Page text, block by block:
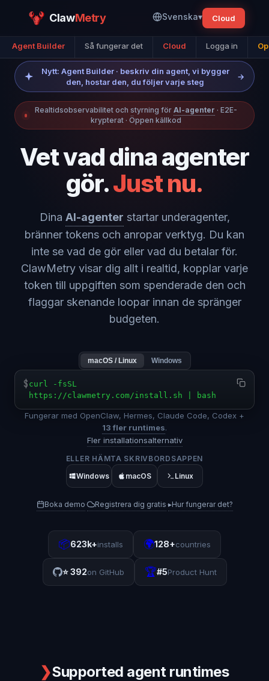
ClawMetry Svenska▾ Cloud
Agent Builder Så fungerar det Cloud Logga in
Nytt: Agent Builder · beskriv din agent, vi bygger
den, hostar den, du följer varje steg
→
Realtidsobservabilitet och styrning för AI-agenter · E2E-
krypterat · Öppen källkod
Vet vad dina agenter
gör.Just nu.
Dina AI-agenter startar underagenter,
bränner tokens och anropar verktyg. Du kan
inte se vad de gör eller vad du betalar för.
ClawMetry visar dig allt i realtid, kopplar varje
token till uppgiften som spenderade den och
flaggar skenande loopar innan de spränger
budgeten.
macOS / Linux Windows
$ curl -fsSL
https://clawmetry.com/install.sh | bash
Fungerar med OpenClaw, Hermes, Claude Code, Codex +
13 fler runtimes.
Fler installationsalternativ
ELLER HÄMTA SKRIVBORDSAPPEN
Windows
macOS Linux
Boka demo· Registrera dig gratis·▸Hur fungerar det?
📦623k+installs 🌍128+countries
⭐392on GitHub 🏆#5Product Hunt
❯Supported agent runtimes